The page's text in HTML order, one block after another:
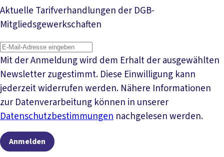
Aktuelle Tarifverhandlungen der DGB-
Mitgliedsgewerkschaften
Mit der Anmeldung wird dem Erhalt der ausgewählten
Newsletter zugestimmt. Diese Einwilligung kann
jederzeit widerrufen werden. Nähere Informationen
zur Datenverarbeitung können in unserer
Datenschutzbestimmungen nachgelesen werden.
Anmelden